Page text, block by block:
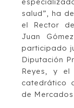
salud”, ha
el Rector
Juan Gómez
participado
Diputación
Reyes, y
catedrático
de